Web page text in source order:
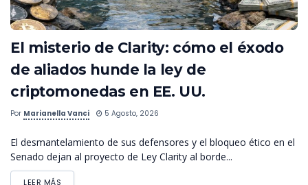
El misterio de Clarity: cómo el éxodo
de aliados hunde la ley de
criptomonedas en EE. UU.
Por Marianella Vanci 5 Agosto, 2026
El desmantelamiento de sus defensores y el bloqueo ético en el
Senado dejan al proyecto de Ley Clarity al borde...
LEER MÁS